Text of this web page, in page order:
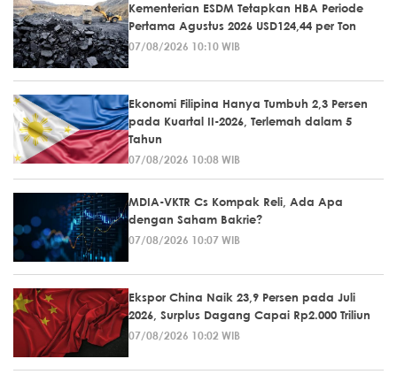
Kementerian ESDM Tetapkan HBA Periode
Pertama Agustus 2026 USD124,44 per Ton
07/08/2026 10:10 WIB
Ekonomi Filipina Hanya Tumbuh 2,3 Persen
pada Kuartal II-2026, Terlemah dalam 5
Tahun
07/08/2026 10:08 WIB
MDIA-VKTR Cs Kompak Reli, Ada Apa
dengan Saham Bakrie?
07/08/2026 10:07 WIB
Ekspor China Naik 23,9 Persen pada Juli
2026, Surplus Dagang Capai Rp2.000 Triliun
07/08/2026 10:02 WIB